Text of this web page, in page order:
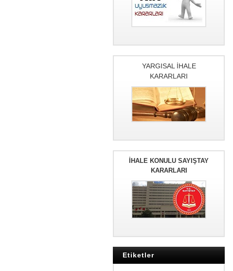
YARGISAL İHALE
KARARLARI
İHALE KONULU SAYIŞTAY
KARARLARI
Etiketler